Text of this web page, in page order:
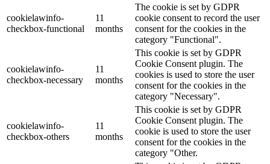
cookielawinfo-
checkbox-functional
11
months
The cookie is set by GDPR
cookie consent to record the user
consent for the cookies in the
category "Functional".
cookielawinfo-
checkbox-necessary
11
months
This cookie is set by GDPR
Cookie Consent plugin. The
cookies is used to store the user
consent for the cookies in the
category "Necessary".
cookielawinfo-
checkbox-others
11
months
This cookie is set by GDPR
Cookie Consent plugin. The
cookie is used to store the user
consent for the cookies in the
category "Other.